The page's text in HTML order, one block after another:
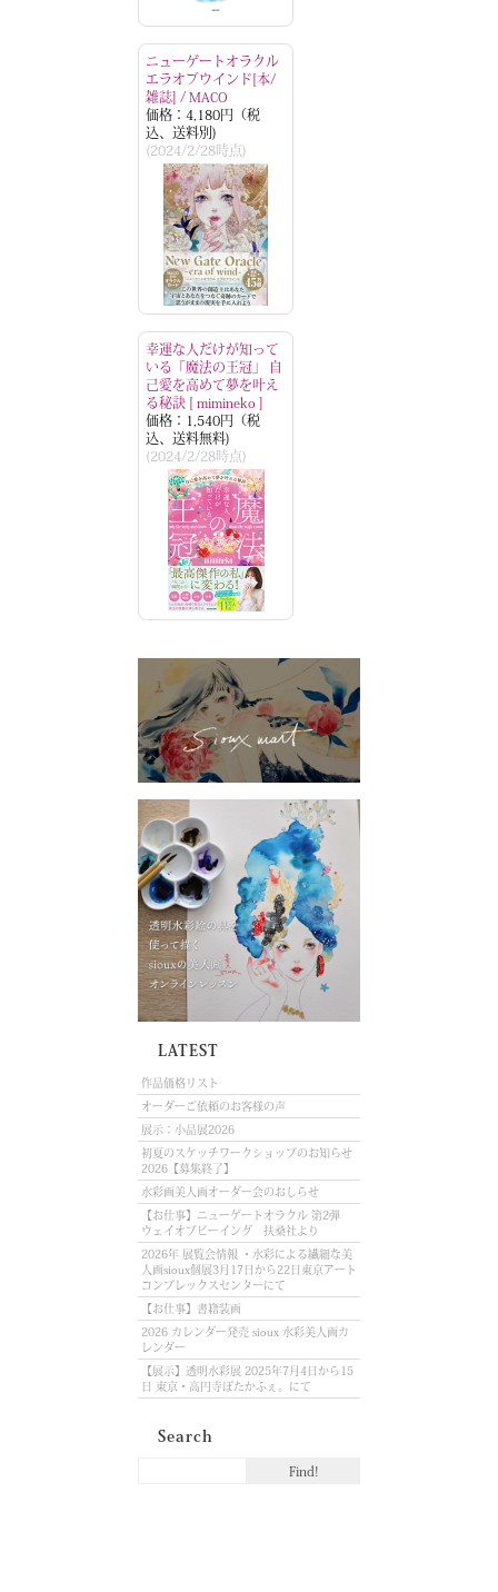
ニューゲートオラクル
エラオブウインド[本/
雑誌] / MACO
価格：4,180円（税
込、送料別)
(2024/2/28時点)
幸運な人だけが知って
いる「魔法の王冠」 自
己愛を高めて夢を叶え
る秘訣 [ mimineko ]
価格：1,540円（税
込、送料無料)
(2024/2/28時点)
LATEST
作品価格リスト
オーダーご依頼のお客様の声
展示：小品展2026
初夏のスケッチワークショップのお知らせ
2026【募集終了】
水彩画美人画オーダー会のおしらせ
【お仕事】ニューゲートオラクル 第2弾
ウェイオブビーイング 扶桑社より
2026年 展覧会情報 ・水彩による繊細な美
人画sioux個展3月17日から22日東京アート
コンプレックスセンターにて
【お仕事】書籍装画
2026 カレンダー発売 sioux 水彩美人画カ
レンダー
【展示】透明水彩展 2025年7月4日から15
日 東京・高円寺ぽたかふぇ。にて
Search